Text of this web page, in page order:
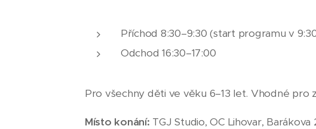
Příchod 8:30–9:30 (start programu v
Odchod 16:30–17:00
Pro všechny děti ve věku 6–13 let. Vhodné pro
Místo konání: TGJ Studio, OC Lihovar,